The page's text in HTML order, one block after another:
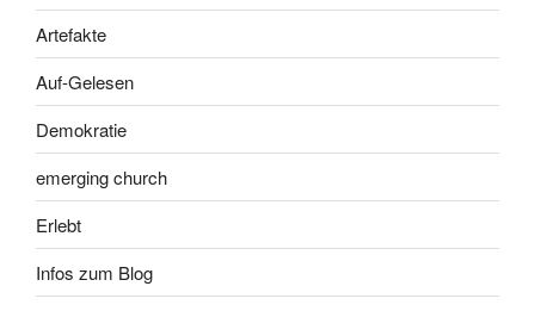
Artefakte
Auf-Gelesen
Demokratie
emerging church
Erlebt
Infos zum Blog